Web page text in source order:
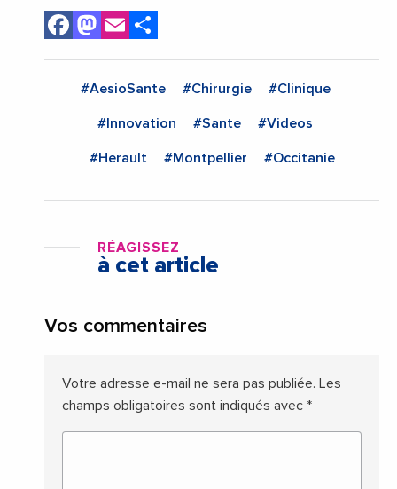
Facebook
Mastodon
Email
#AesioSante #Chirurgie #Clinique
#Innovation #Sante #Videos
#Herault #Montpellier #Occitanie
RÉAGISSEZ
à cet article
Vos commentaires
Votre adresse e-mail ne sera pas publiée. Les
champs obligatoires sont indiqués avec *